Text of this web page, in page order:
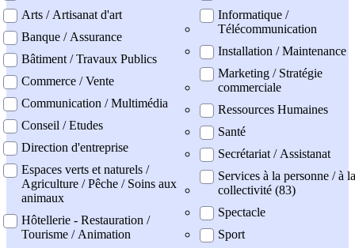
Arts / Artisanat d'art
Banque / Assurance
Bâtiment / Travaux Publics
Commerce / Vente
Communication / Multimédia
Conseil / Etudes
Direction d'entreprise
Espaces verts et naturels /
Agriculture / Pêche / Soins aux
animaux
Hôtellerie - Restauration /
Tourisme / Animation
Informatique /
Télécommunication
Installation / Maintenance
Marketing / Stratégie
commerciale
Ressources Humaines
Santé
Secrétariat / Assistanat
Services à la personne / à la
collectivité (83)
Spectacle
Sport